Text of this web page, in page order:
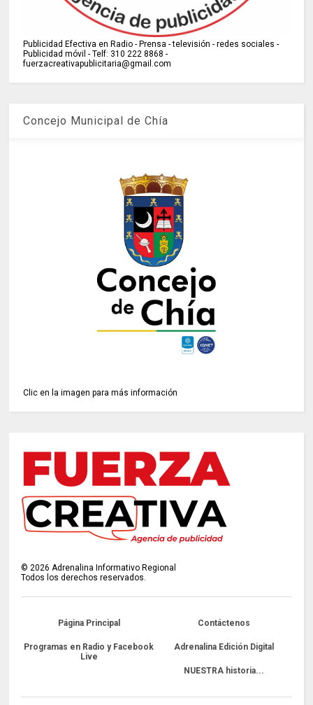
Publicidad Efectiva en Radio - Prensa - televisión - redes sociales -
Publicidad móvil - Telf: 310 222 8868 -
fuerzacreativapublicitaria@gmail.com
Concejo Municipal de Chía
Clic en la imagen para más información
©2026 Adrenalina Informativo Regional
Todos los derechos reservados.
Página Principal Contáctenos
Programas en Radio y Facebook
Live
Adrenalina Edición Digital
NUESTRA historia...